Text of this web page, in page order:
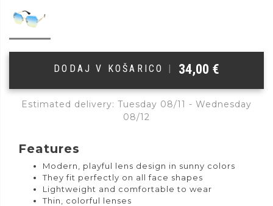
DODAJ V KOŠARICO | 34,00 €
Estimated delivery: Tuesday 08/11 - Wednesday
08/12
Features
Modern, playful lens design in sunny colors
They fit perfectly on all face shapes
Lightweight and comfortable to wear
Thin, colorful lenses